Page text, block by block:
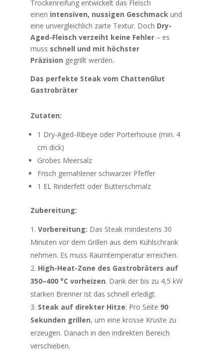
Trockenreifung entwickelt das Fleisch
einen intensiven, nussigen Geschmack und
eine unvergleichlich zarte Textur. Doch Dry-
Aged-Fleisch verzeiht keine Fehler – es
muss schnell und mit höchster
Präzision gegrillt werden.
Das perfekte Steak vom ChattenGlut
Gastrobräter
Zutaten:
1 Dry-Aged-Ribeye oder Porterhouse (min. 4
cm dick)
Grobes Meersalz
Frisch gemahlener schwarzer Pfeffer
1 EL Rinderfett oder Butterschmalz
Zubereitung:
Vorbereitung: Das Steak mindestens 30
Minuten vor dem Grillen aus dem Kühlschrank
nehmen. Es muss Raumtemperatur erreichen.
High-Heat-Zone des Gastrobräters auf
350–400 °C vorheizen. Dank der bis zu 4,5 kW
starken Brenner ist das schnell erledigt.
Steak auf direkter Hitze: Pro Seite 90
Sekunden grillen, um eine krosse Kruste zu
erzeugen. Danach in den indirekten Bereich
verschieben.